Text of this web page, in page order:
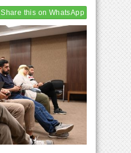
Share this on WhatsApp